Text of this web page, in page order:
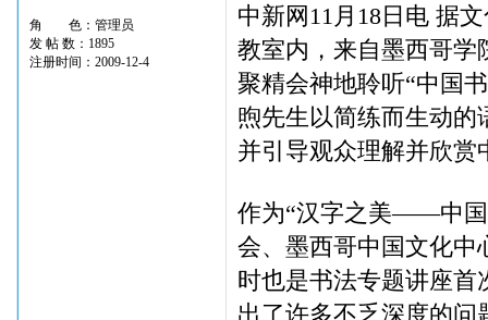
角 色：管理员
发 帖 数：1895
注册时间：2009-12-4
中新网11月18日电 据
教室内，来自墨西哥学
聚精会神地聆听“中国
煦先生以简练而生动
并引导观众理解并欣赏
作为“汉字之美——中国
会、墨西哥中国文化中
时也是书法专题讲座
出了许多不乏深度的